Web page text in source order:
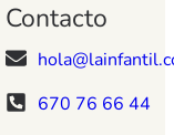
Contacto
670 76 66 44